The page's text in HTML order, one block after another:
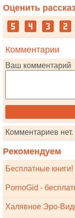
Оценить
Комментарии
Ваш комментарий
Комментариев
Рекомендуем
Бесплатные
PornoGid -
Халявное Эро-